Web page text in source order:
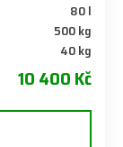
80 l
500 kg
40 kg
10 400 Kč